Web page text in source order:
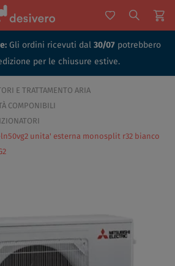
Gli ordini ricevuti dal 30/07 potrebbero
per le chiusure estive.
E TRATTAMENTO ARIA
COMPONIBILI
unita' esterna monosplit r32 bianco